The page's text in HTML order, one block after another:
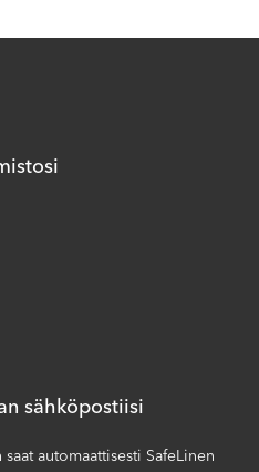
sähköpostiisi
automaattisesti SafeLinen